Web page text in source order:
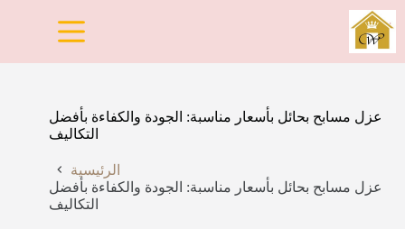
التجاوز
إلى
المحتوى
عزل مسابح بحائل بأسعار مناسبة: الجودة والكفاءة بأفضل
التكاليف
الرئيسية
عزل مسابح بحائل بأسعار مناسبة: الجودة والكفاءة بأفضل
التكاليف